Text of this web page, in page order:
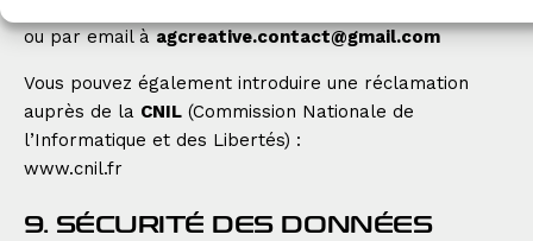
ou par email àagcreative.contact@gmail.com
Vous pouvez également introduire une réclamation
auprès de la CNIL (Commission Nationale de
l’Informatique et des Libertés) :
www.cnil.fr
9. SÉCURITÉ DES DONNÉES